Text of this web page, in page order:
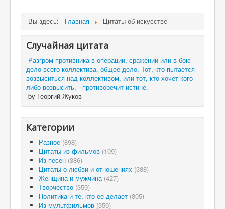
Вы здесь: Главная Цитаты об искусстве
Случайная цитата
Разгром противника в операции, сражении или в бою -
дело всего коллектива, общее дело. Тот, кто пытается
возвыситься над коллективом, или тот, кто хочет кого-
либо возвысить, - противоречит истине.
-by Георгий Жуков
Категории
Разное (898)
Цитаты из фильмов (109)
Из песен (386)
Цитаты о любви и отношениях (388)
Женщина и мужчина (427)
Творчество (359)
Политика и те, кто ее делает (805)
Из мультфильмов (359)